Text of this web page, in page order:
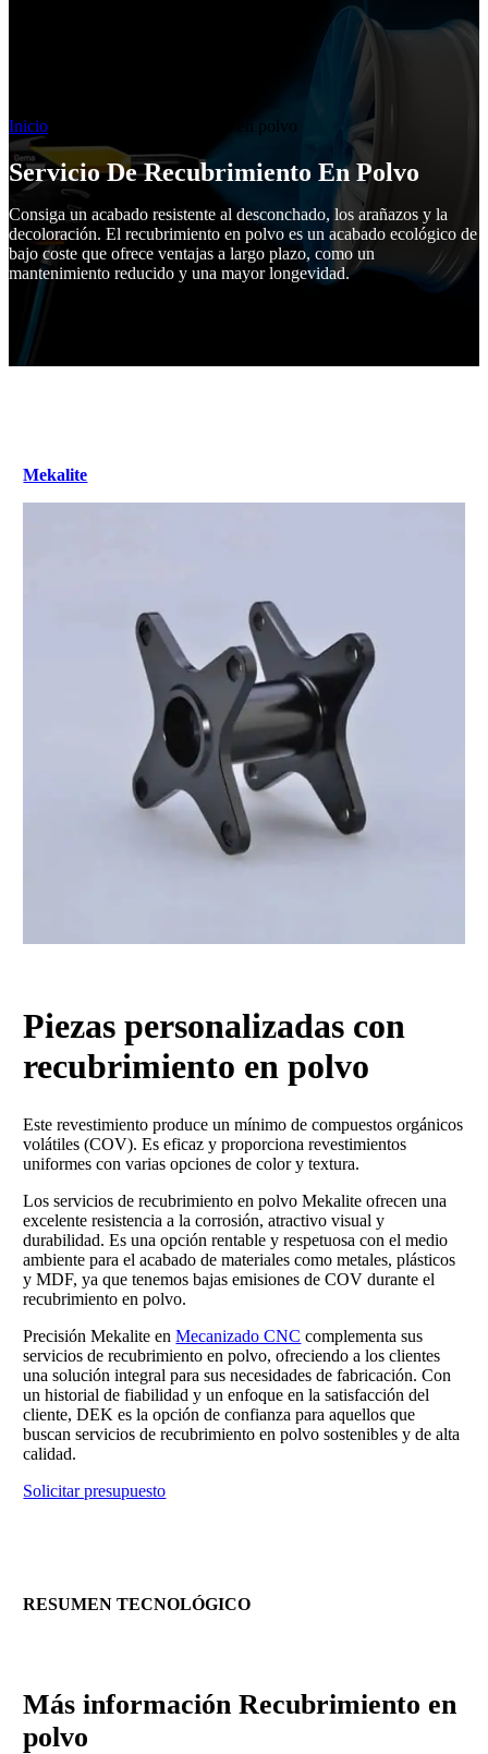
Inicio Servicio de recubrimiento en polvo
Servicio De Recubrimiento En Polvo
Consiga un acabado resistente al desconchado, los arañazos y la
decoloración. El recubrimiento en polvo es un acabado ecológico de
bajo coste que ofrece ventajas a largo plazo, como un
mantenimiento reducido y una mayor longevidad.
Mekalite
Piezas personalizadas con
recubrimiento en polvo
Este revestimiento produce un mínimo de compuestos orgánicos
volátiles (COV). Es eficaz y proporciona revestimientos
uniformes con varias opciones de color y textura.
Los servicios de recubrimiento en polvo Mekalite ofrecen una
excelente resistencia a la corrosión, atractivo visual y
durabilidad. Es una opción rentable y respetuosa con el medio
ambiente para el acabado de materiales como metales, plásticos
y MDF, ya que tenemos bajas emisiones de COV durante el
recubrimiento en polvo.
Precisión Mekalite enMecanizado CNC complementa sus
servicios de recubrimiento en polvo, ofreciendo a los clientes
una solución integral para sus necesidades de fabricación. Con
un historial de fiabilidad y un enfoque en la satisfacción del
cliente, DEK es la opción de confianza para aquellos que
buscan servicios de recubrimiento en polvo sostenibles y de alta
calidad.
Solicitar presupuesto
RESUMEN TECNOLÓGICO
Más información Recubrimiento en
polvo